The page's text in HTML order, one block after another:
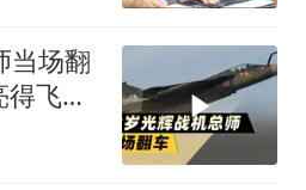
当场翻
飞不